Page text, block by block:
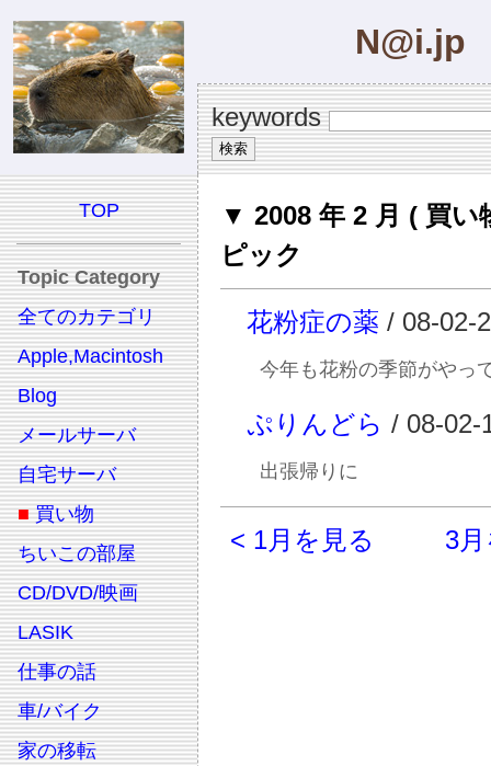
N@i.jp
keywords
TOP
Topic Category
全てのカテゴリ
Apple,Macintosh
Blog
メールサーバ
自宅サーバ
■ 買い物
ちいこの部屋
CD/DVD/映画
LASIK
仕事の話
車/バイク
家の移転
▼ 2008 年 2 月 ( 買い
ピック
花粉症の薬 / 08-02-
今年も花粉の季節がやっ
ぷりんどら / 08-02-
出張帰りに
< 1月を見る 3